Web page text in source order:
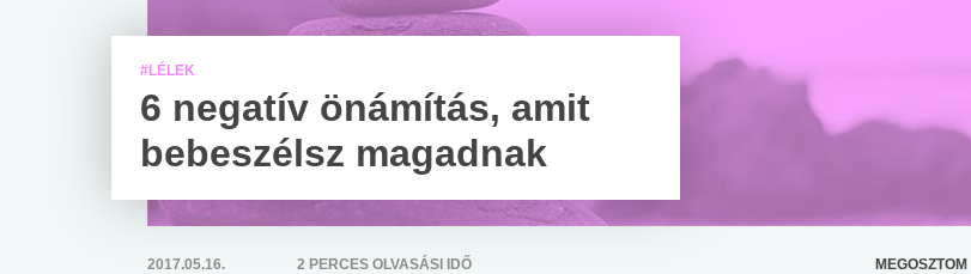
#LÉLEK
6 negatív önámítás, amit
bebeszélsz magadnak
2017.05.16. 2 PERCES OLVASÁSI IDŐ MEGOSZTOM